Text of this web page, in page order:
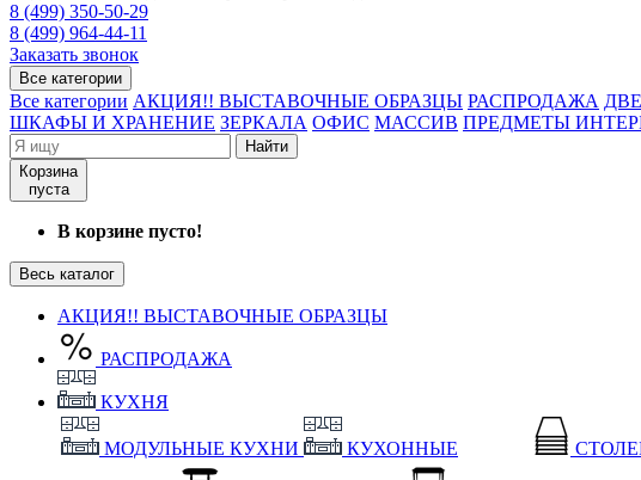
8 (499) 350-50-29
8 (499) 964-44-11
Заказать звонок
Все категории
Все категории АКЦИЯ!! ВЫСТАВОЧНЫЕ ОБРАЗЦЫ РАСПРОДАЖА
ШКАФЫ И ХРАНЕНИЕ ЗЕРКАЛА ОФИС МАССИВ ПРЕДМЕТЫ
Найти
Корзина
пуста
В корзине пусто!
Весь каталог
АКЦИЯ!! ВЫСТАВОЧНЫЕ ОБРАЗЦЫ
РАСПРОДАЖА
КУХНЯ
МОДУЛЬНЫЕ КУХНИ КУХОННЫЕ